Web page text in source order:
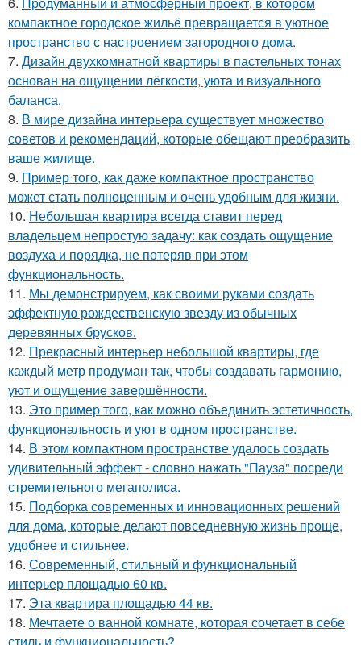
компактное городское жильё превращается в уютное
пространство с настроением загородного дома.
7. Дизайн двухкомнатной квартиры в пастельных тонах
основан на ощущении лёгкости, уюта и визуального
баланса.
8. В мире дизайна интерьера существует множество
советов и рекомендаций, которые обещают преобразить
ваше жилище.
9. Пример того, как даже компактное пространство
может стать полноценным и очень удобным для жизни.
10. Небольшая квартира всегда ставит перед
владельцем непростую задачу: как создать ощущение
воздуха и порядка, не потеряв при этом
функциональность.
11. Мы демонстрируем, как своими руками создать
эффектную рождественскую звезду из обычных
деревянных брусков.
12. Прекрасный интерьер небольшой квартиры, где
каждый метр продуман так, чтобы создавать гармонию,
уют и ощущение завершённости.
13. Это пример того, как можно объединить эстетичность,
функциональность и уют в одном пространстве.
14. В этом компактном пространстве удалось создать
удивительный эффект - словно нажать "Пауза" посреди
стремительного мегаполиса.
15. Подборка современных и инновационных решений
для дома, которые делают повседневную жизнь проще,
удобнее и стильнее.
16. Современный, стильный и функциональный
интерьер площадью 60 кв.
17. Эта квартира площадью 44 кв.
18. Мечтаете о ванной комнате, которая сочетает в себе